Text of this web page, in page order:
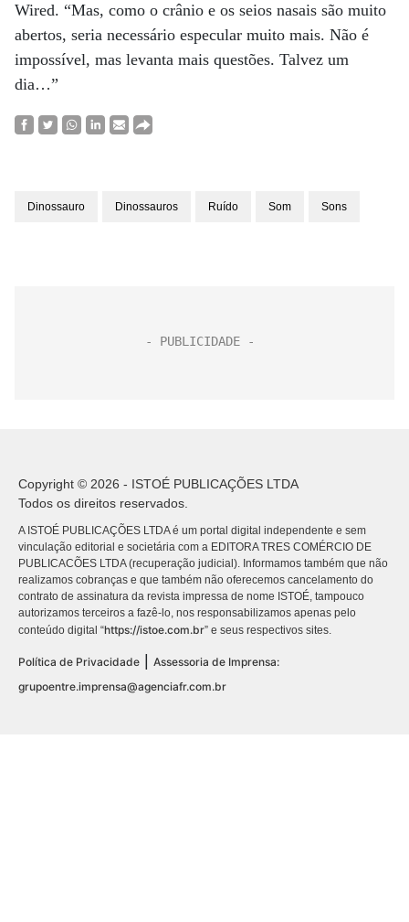
Wired. “Mas, como o crânio e os seios nasais são muito
abertos, seria necessário especular muito mais. Não é
impossível, mas levanta mais questões. Talvez um
dia…”
Dinossauro Dinossauros Ruído Som Sons
Copyright © 2026 - ISTOÉ PUBLICAÇÕES LTDA
Todos os direitos reservados.
A ISTOÉ PUBLICAÇÕES LTDA é um portal digital independente e sem
vinculação editorial e societária com a EDITORA TRES COMÉRCIO DE
PUBLICACÕES LTDA (recuperação judicial). Informamos também que não
realizamos cobranças e que também não oferecemos cancelamento do
contrato de assinatura da revista impressa de nome ISTOÉ, tampouco
autorizamos terceiros a fazê-lo, nos responsabilizamos apenas pelo
conteúdo digital “https://istoe.com.br” e seus respectivos sites.
Política de Privacidade
Assessoria de Imprensa:
grupoentre.imprensa@agenciafr.com.br